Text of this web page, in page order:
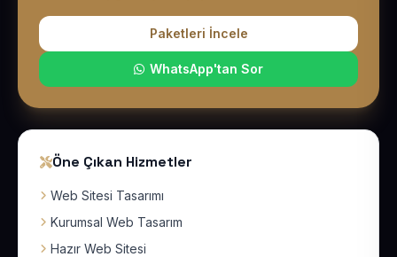
Paketleri İncele
WhatsApp'tan Sor
Öne Çıkan Hizmetler
Web Sitesi Tasarımı
Kurumsal Web Tasarım
Hazır Web Sitesi